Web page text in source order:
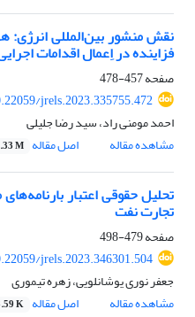
نقش منشور بین‌المللی انرژی:
فزاینده در اِعمال اقدامات
صفحه457-478
jrels.2023.335755.472
احمد مومنی راد، سید رضا جلیلی
مشاهده مقاله
اصل مقاله M
تحلیل حقوقی اعتبار
تجارت نفت
صفحه479-498
jrels.2023.346301.504
جعفر نوری یوشانلویی، زهره تیموری
مشاهده مقاله
اصل مقاله K